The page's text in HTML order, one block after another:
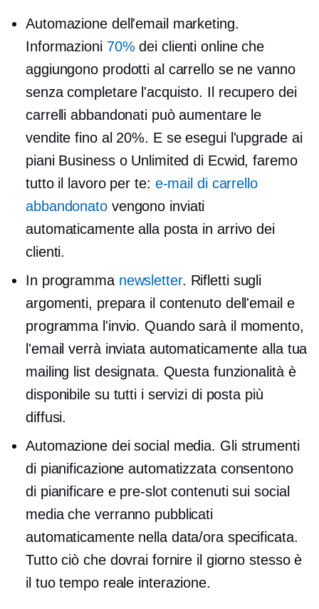
Automazione dell'email marketing.
Informazioni 70% dei clienti online che
aggiungono prodotti al carrello se ne vanno
senza completare l'acquisto. Il recupero dei
carrelli abbandonati può aumentare le
vendite fino al 20%. E se esegui l'upgrade ai
piani Business o Unlimited di Ecwid, faremo
tutto il lavoro per te: e-mail di carrello
abbandonatovengono inviati
automaticamente alla posta in arrivo dei
clienti.
In programma newsletter. Rifletti sugli
argomenti, prepara il contenuto dell'email e
programma l'invio. Quando sarà il momento,
l'email verrà inviata automaticamente alla tua
mailing list designata. Questa funzionalità è
disponibile su tutti i servizi di posta più
diffusi.
Automazione dei social media. Gli strumenti
di pianificazione automatizzata consentono
di pianificare e pre-slotcontenuti sui social
media che verranno pubblicati
automaticamente nella data/ora specificata.
Tutto ciò che dovrai fornire il giorno stesso è
il tuotempo reale interazione.